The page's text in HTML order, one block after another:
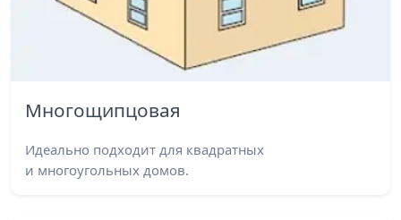
Многощипцовая
Идеально подходит для квадратных
и многоугольных домов.